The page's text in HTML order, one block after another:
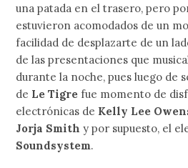
una patada en el trasero, pero
estuvieron acomodados de un
facilidad de desplazarte de un
de las presentaciones que
durante la noche, pues luego de
de Le Tigre fue momento de
electrónicas de Kelly Lee
Jorja Smithy por supuesto, el
Soundsystem.